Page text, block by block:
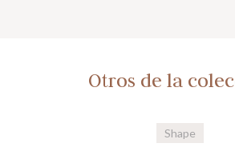
Otros de la
Shape